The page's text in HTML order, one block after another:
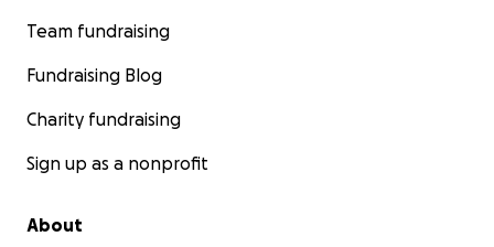
Team fundraising
Fundraising Blog
Charity fundraising
Sign up as a nonprofit
About